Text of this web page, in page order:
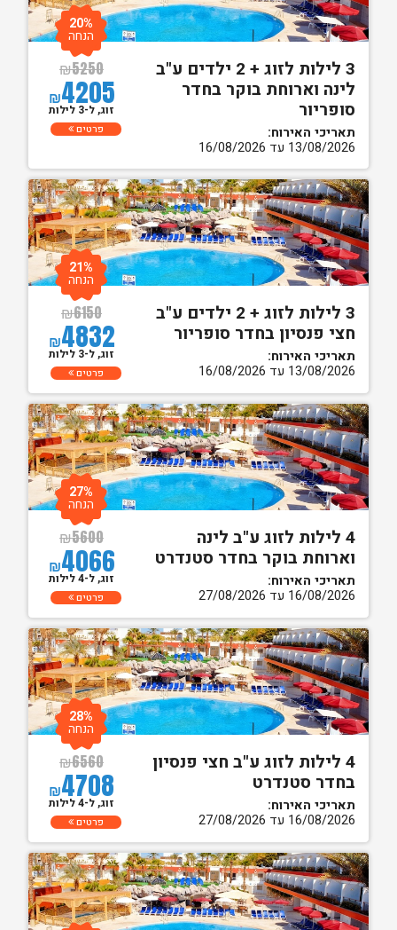
3 לילות לזוג + 2 ילדים ע"ב
לינה וארוחת בוקר בחדר
סופריור
תאריכי האירוח:
13/08/2026 עד 16/08/2026
₪5250
₪4205
20%
הנחה
זוג, ל-3 לילות
פרטים
3 לילות לזוג + 2 ילדים ע"ב
חצי פנסיון בחדר סופריור
תאריכי האירוח:
13/08/2026 עד 16/08/2026
₪6150
₪4832
21%
הנחה
זוג, ל-3 לילות
פרטים
4 לילות לזוג ע"ב לינה
וארוחת בוקר בחדר סטנדרט
תאריכי האירוח:
16/08/2026 עד 27/08/2026
₪5600
₪4066
27%
הנחה
זוג, ל-4 לילות
פרטים
4 לילות לזוג ע"ב חצי פנסיון
בחדר סטנדרט
תאריכי האירוח:
16/08/2026 עד 27/08/2026
₪6560
₪4708
28%
הנחה
זוג, ל-4 לילות
פרטים